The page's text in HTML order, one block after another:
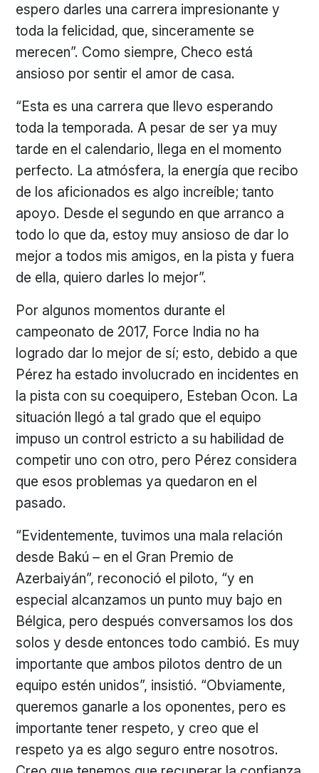
espero darles una carrera impresionante y
toda la felicidad, que, sinceramente se
merecen”. Como siempre, Checo está
ansioso por sentir el amor de casa.
“Esta es una carrera que llevo esperando
toda la temporada. A pesar de ser ya muy
tarde en el calendario, llega en el momento
perfecto. La atmósfera, la energía que recibo
de los aficionados es algo increíble; tanto
apoyo. Desde el segundo en que arranco a
todo lo que da, estoy muy ansioso de dar lo
mejor a todos mis amigos, en la pista y fuera
de ella, quiero darles lo mejor”.
Por algunos momentos durante el
campeonato de 2017, Force India no ha
logrado dar lo mejor de sí; esto, debido a que
Pérez ha estado involucrado en incidentes en
la pista con su coequipero, Esteban Ocon. La
situación llegó a tal grado que el equipo
impuso un control estricto a su habilidad de
competir uno con otro, pero Pérez considera
que esos problemas ya quedaron en el
pasado.
“Evidentemente, tuvimos una mala relación
desde Bakú – en el Gran Premio de
Azerbaiyán”, reconoció el piloto, “y en
especial alcanzamos un punto muy bajo en
Bélgica, pero después conversamos los dos
solos y desde entonces todo cambió. Es muy
importante que ambos pilotos dentro de un
equipo estén unidos”, insistió. “Obviamente,
queremos ganarle a los oponentes, pero es
importante tener respeto, y creo que el
respeto ya es algo seguro entre nosotros.